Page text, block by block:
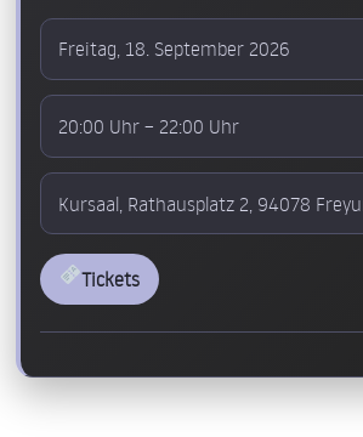
Freitag, 18. September 2026
20:00 Uhr – 22:00 Uhr
Kursaal, Rathausplatz 2, 94078
Tickets